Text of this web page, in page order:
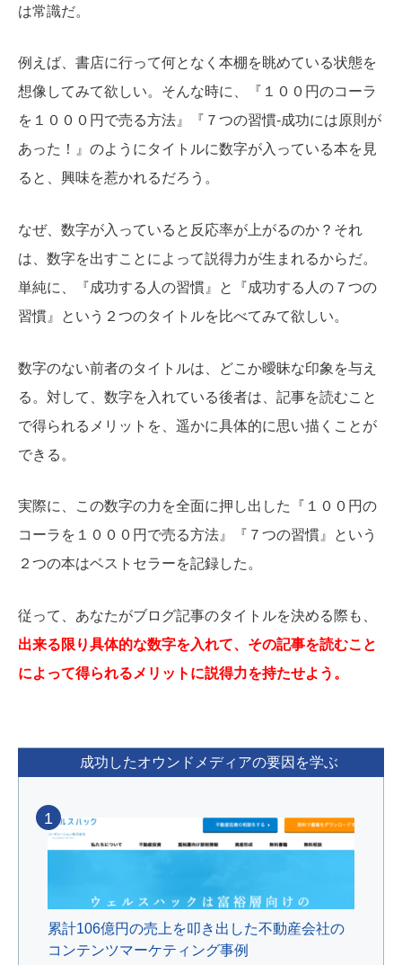
は常識だ。
例えば、書店に行って何となく本棚を眺めている状態を
想像してみて欲しい。そんな時に、『１００円のコーラ
を１０００円で売る方法』『７つの習慣-成功には原則が
あった！』のようにタイトルに数字が入っている本を見
ると、興味を惹かれるだろう。
なぜ、数字が入っていると反応率が上がるのか？それ
は、数字を出すことによって説得力が生まれるからだ。
単純に、『成功する人の習慣』と『成功する人の７つの
習慣』という２つのタイトルを比べてみて欲しい。
数字のない前者のタイトルは、どこか曖昧な印象を与え
る。対して、数字を入れている後者は、記事を読むこと
で得られるメリットを、遥かに具体的に思い描くことが
できる。
実際に、この数字の力を全面に押し出した『１００円の
コーラを１０００円で売る方法』『７つの習慣』という
２つの本はベストセラーを記録した。
従って、あなたがブログ記事のタイトルを決める際も、
出来る限り具体的な数字を入れて、その記事を読むこと
によって得られるメリットに説得力を持たせよう。
成功したオウンドメディアの要因を学ぶ
累計106億円の売上を叩き出した不動産会社の
コンテンツマーケティング事例
1